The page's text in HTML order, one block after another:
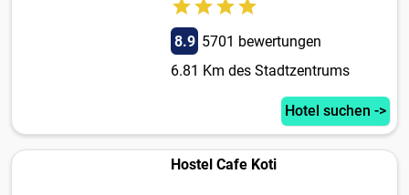
8.9 5701 bewertungen
6.81 Km des Stadtzentrums
Hotel suchen ->
Hostel Cafe Koti